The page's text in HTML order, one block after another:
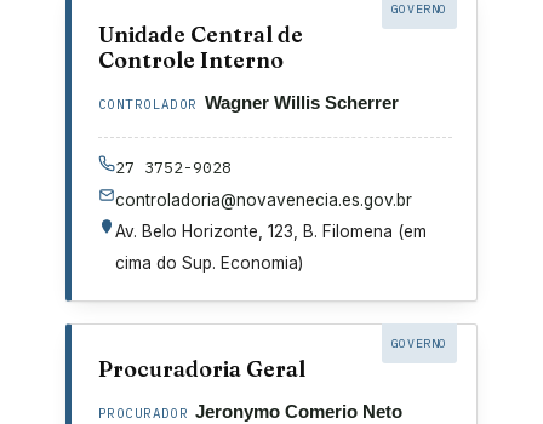
GOVERNO
Unidade Central de
Controle Interno
CONTROLADOR Wagner Willis Scherrer
27 3752-9028
controladoria@novavenecia.es.gov.br
Av. Belo Horizonte, 123, B. Filomena (em
cima do Sup. Economia)
GOVERNO
Procuradoria Geral
PROCURADOR Jeronymo Comerio Neto